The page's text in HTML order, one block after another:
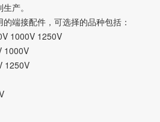
产。
端接配件，可选择的品种包括：
1000V 1250V
1000V
1250V